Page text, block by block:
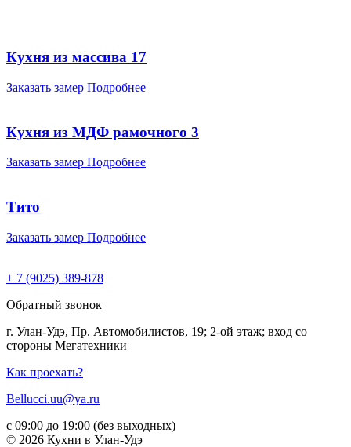
Кухня из массива 17
Заказать замер Подробнее
Кухня из МДФ рамочного 3
Заказать замер Подробнее
Тито
Заказать замер Подробнее
+ 7 (9025) 389-878
Обратный звонок
г. Улан-Удэ, Пр. Автомобилистов, 19; 2-ой этаж; вход со
стороны Мегатехники
Как проехать?
Bellucci.uu@ya.ru
с 09:00 до 19:00 (без выходных)
© 2026 Кухни в Улан-Удэ